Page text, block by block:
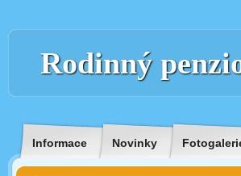
Rodinný
Informace Novinky